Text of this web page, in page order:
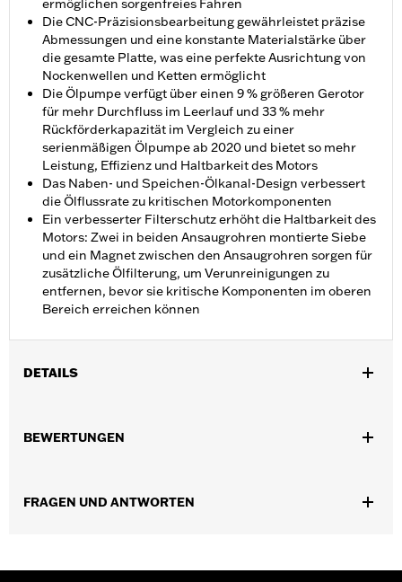
ermöglichen sorgenfreies Fahren
Die CNC-Präzisionsbearbeitung gewährleistet präzise
Abmessungen und eine konstante Materialstärke über
die gesamte Platte, was eine perfekte Ausrichtung von
Nockenwellen und Ketten ermöglicht
Die Ölpumpe verfügt über einen 9 % größeren Gerotor
für mehr Durchfluss im Leerlauf und 33 % mehr
Rückförderkapazität im Vergleich zu einer
serienmäßigen Ölpumpe ab 2020 und bietet so mehr
Leistung, Effizienz und Haltbarkeit des Motors
Das Naben- und Speichen-Ölkanal-Design verbessert
die Ölflussrate zu kritischen Motorkomponenten
Ein verbesserter Filterschutz erhöht die Haltbarkeit des
Motors: Zwei in beiden Ansaugrohren montierte Siebe
und ein Magnet zwischen den Ansaugrohren sorgen für
zusätzliche Ölfilterung, um Verunreinigungen zu
entfernen, bevor sie kritische Komponenten im oberen
Bereich erreichen können
DETAILS
Motor. Nicht für Modelle mit variabler Ventilsteuerung (VVT).
In der Box: Nockenwellenplatte, Ölpumpe, Gerotoren und
BEWERTUNGEN
FRAGEN UND ANTWORTEN